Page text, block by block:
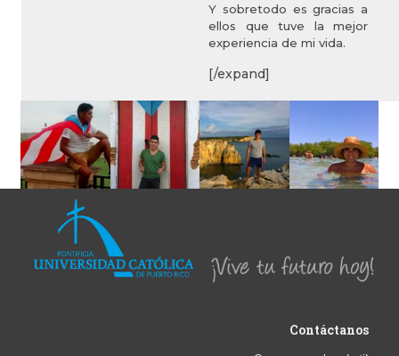
Y sobretodo es gracias a
ellos que tuve la mejor
experiencia de mi vida.
[/expand]
Contáctanos